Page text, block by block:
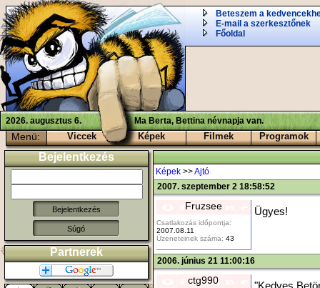
Beteszem a
E-mail a szerkesztőnek
Főoldal
2026. augusztus 6. Ma Berta, Bettina névnapja van.
Menü: Viccek Képek Filmek Programok
Bejelentkezés
Súgó
Partnerek
Képek >>Ajtó
2007. szeptember 2 18:58:52
Fruzsee
Csatlakozás időpontja:
2007.08.11
Üzeneteinek száma: 43
Ügyes!
2006. június 21 11:00:16
ctg990
"Kedves